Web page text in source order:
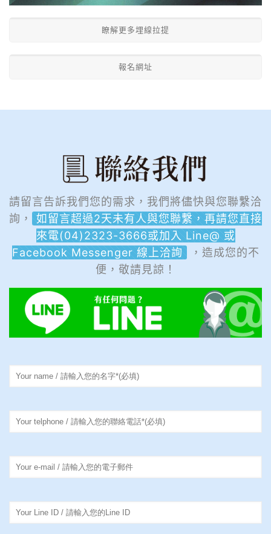
瞭解更多埋線拉提
報名網址
請留言告訴我們您的需求，我們將儘快與您聯繫洽
詢，
如留言超過2天未有人與您聯繫，再請您直接
來電(04)2323-3666或加入 Line@ 或
Facebook Messenger 線上洽詢
，造成您的不
便，敬請見諒！